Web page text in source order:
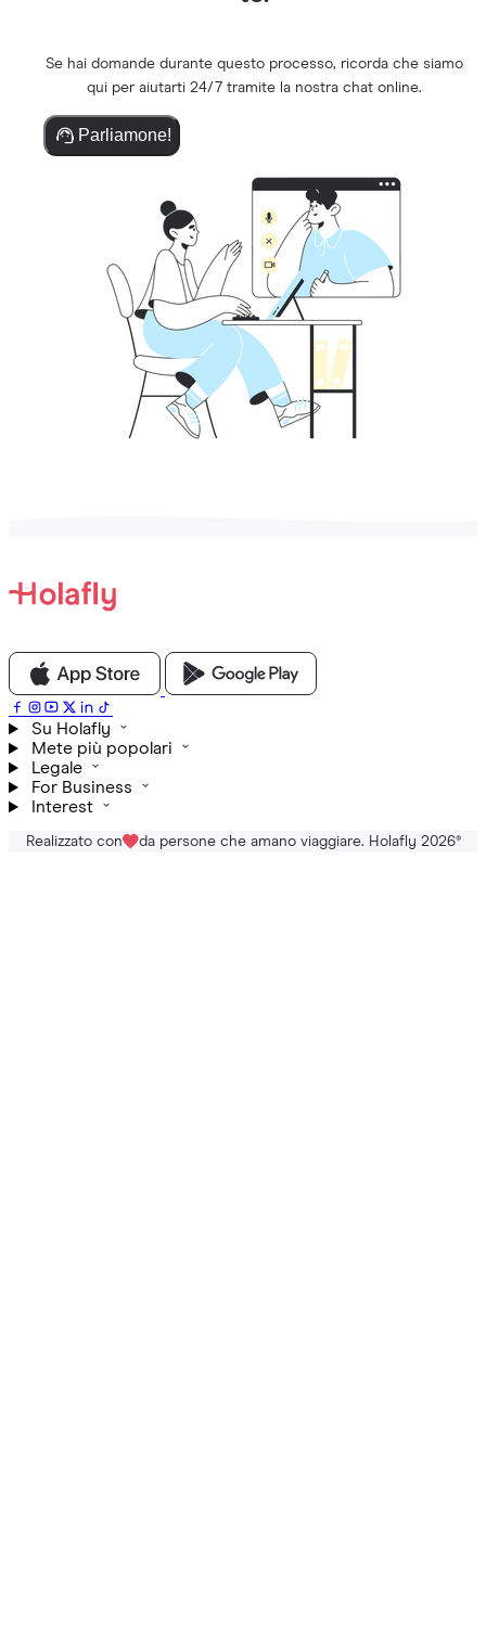
Se hai domande durante questo processo, ricorda che siamo
qui per aiutarti 24/7 tramite la nostra chat online.
Parliamone!
Su Holafly
Mete più popolari
Legale
For Business
Interest
Realizzato con da persone che amano viaggiare. Holafly 2026®